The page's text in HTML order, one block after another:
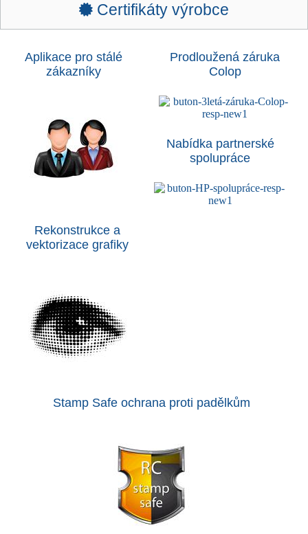
Certifikáty výrobce
Aplikace pro stálé
zákazníky
Prodloužená záruka
Colop
Nabídka partnerské
spolupráce
Rekonstrukce a
vektorizace grafiky
Stamp Safe ochrana proti padělkům